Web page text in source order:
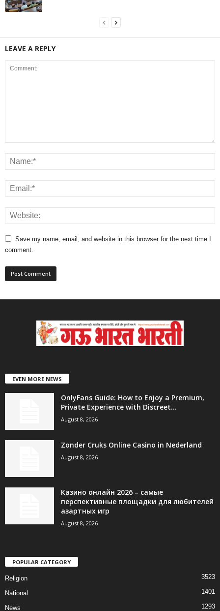
LEAVE A REPLY
Save my name, email, and website in this browser for the next time I
comment.
EVEN MORE NEWS
OnlyFans Guide: How to Enjoy a Premium,
Private Experience with Discreet...
August 8, 2026
Zonder Cruks Online Casino in Nederland
August 8, 2026
Казино онлайн 2026 – самые
перспективные площадки для любителей
азартных игр
August 8, 2026
POPULAR CATEGORY
Religion 3523
National 1401
News 1293